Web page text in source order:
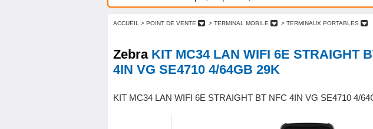
ACCUEIL > POINT DE VENTE > TERMINAL MOBILE > TERMINAUX PORTABLES
Zebra KIT MC34 LAN WIFI 6E STRAIGHT
4IN VG SE4710 4/64GB 29K
KIT MC34 LAN WIFI 6E STRAIGHT BT NFC 4IN VG SE4710 4/